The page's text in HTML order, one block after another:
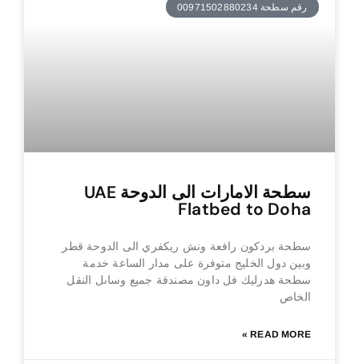
رقم سطحة 00971502880234
سطحة الامارات الى الدوحة UAE
Flatbed to Doha
سطحة بردكون رافعة ونش ريكفري الى الدوحة قطر
وبين دول الخليج متوفرة على مدار الساعة خدمة
سطحة هدرليك فل داون مصندقة جميع وساىل النقل
الخاص
READ MORE »